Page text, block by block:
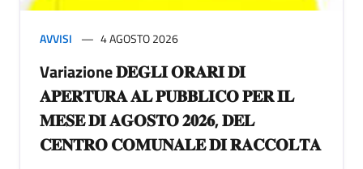
AVVISI 4 AGOSTO 2026
Variazione 𝐃𝐄𝐆𝐋𝐈 𝐎𝐑𝐀𝐑𝐈 𝐃𝐈
𝐀𝐏𝐄𝐑𝐓𝐔𝐑𝐀 𝐀𝐋 𝐏𝐔𝐁𝐁𝐋𝐈𝐂𝐎 𝐏𝐄𝐑 𝐈𝐋
𝐌𝐄𝐒𝐄 𝐃𝐈 𝐀𝐆𝐎𝐒𝐓𝐎 𝟐𝟎𝟐𝟔, 𝐃𝐄𝐋
𝐂𝐄𝐍𝐓𝐑𝐎 𝐂𝐎𝐌𝐔𝐍𝐀𝐋𝐄 𝐃𝐈 𝐑𝐀𝐂𝐂𝐎𝐋𝐓𝐀